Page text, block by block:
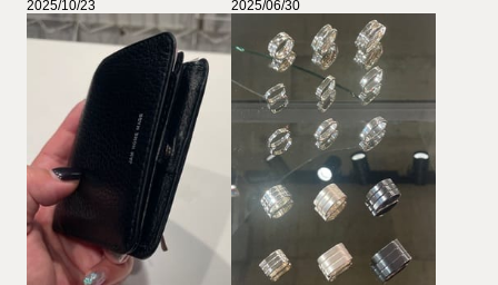
2025/10/23 2025/06/30